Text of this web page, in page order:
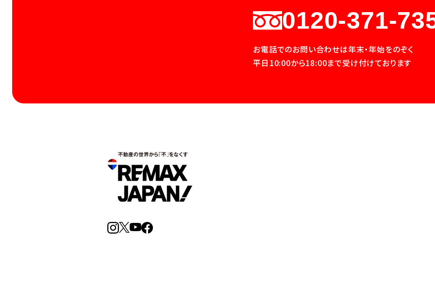
0120-371-
お電話でのお問い合わせは年末・年始をのぞく
平日10:00から18:00まで受け付けております